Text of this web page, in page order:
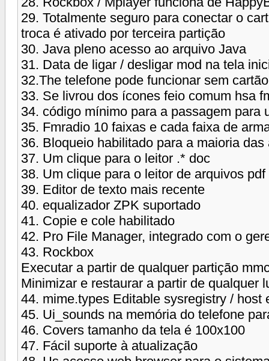
29. Totalmente seguro para conectar o
troca é ativado por terceira partição
30. Java pleno acesso ao arquivo Java
31. Data de ligar / desligar mod na tela
32.The telefone pode funcionar sem
33. Se livrou dos ícones feio comum hsa
34. código mínimo para a passagem para
35. Fmradio 10 faixas e cada faixa de
36. Bloqueio habilitado para a maioria das
37. Um clique para o leitor .* doc
38. Um clique para o leitor de arquivos pdf
39. Editor de texto mais recente
40. equalizador ZPK suportado
41. Copie e cole habilitado
42. Pro File Manager, integrado com o
43. Rockbox
Executar a partir de qualquer partição
Minimizar e restaurar a partir de qualquer
44. mime.types Editable sysregistry / host
45. Ui_sounds na memória do telefone
46. Covers tamanho da tela é 100x100
47. Fácil suporte à atualização